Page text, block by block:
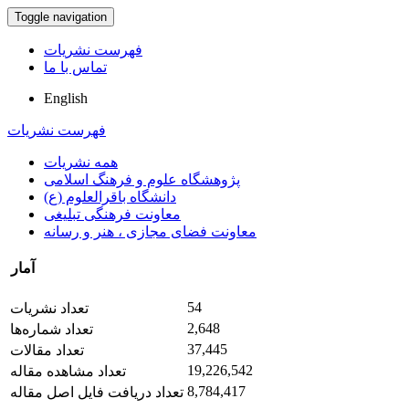
Toggle navigation
فهرست نشریات
تماس با ما
English
فهرست نشریات
همه نشریات
پژوهشگاه علوم و فرهنگ اسلامی
دانشگاه باقرالعلوم (ع)
معاونت فرهنگی تبلیغی
معاونت فضای مجازی ، هنر و رسانه
آمار
تعداد نشریات
54
تعداد شماره‌ها
2,648
تعداد مقالات
37,445
تعداد مشاهده مقاله
19,226,542
تعداد دریافت فایل اصل مقاله 8,784,417